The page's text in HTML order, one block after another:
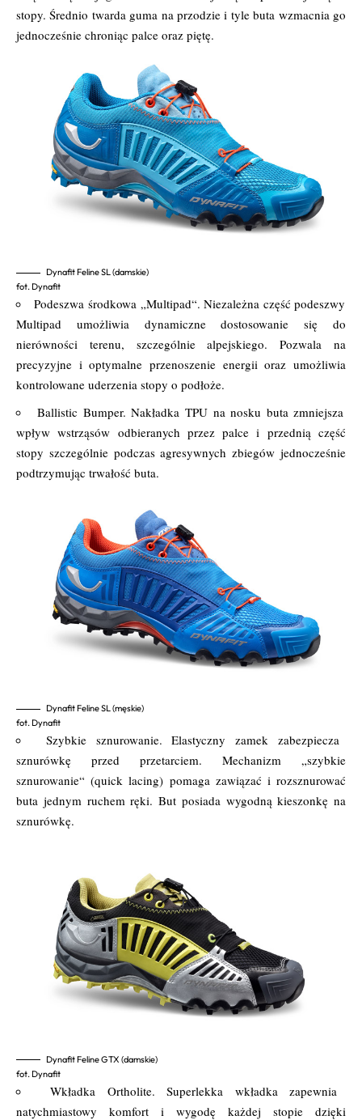
stopy. Średnio twarda guma na przodzie i tyle buta wzmacnia go
jednocześnie chroniąc palce oraz piętę.
Dynafit Feline SL (damskie)
fot. Dynafit
Podeszwa środkowa „Multipad“. Niezależna część podeszwy
Multipad umożliwia dynamiczne dostosowanie się do
nierówności terenu, szczególnie alpejskiego. Pozwala na
precyzyjne i optymalne przenoszenie energii oraz umożliwia
kontrolowane uderzenia stopy o podłoże.
Ballistic Bumper. Nakładka TPU na nosku buta zmniejsza
wpływ wstrząsów odbieranych przez palce i przednią część
stopy szczególnie podczas agresywnych zbiegów jednocześnie
podtrzymując trwałość buta.
Dynafit Feline SL (męskie)
fot. Dynafit
Szybkie sznurowanie. Elastyczny zamek zabezpiecza
sznurówkę przed przetarciem. Mechanizm „szybkie
sznurowanie“ (quick lacing) pomaga zawiązać i rozsznurować
buta jednym ruchem ręki. But posiada wygodną kieszonkę na
sznurówkę.
Dynafit Feline GTX (damskie)
fot. Dynafit
Wkładka Ortholite. Superlekka wkładka zapewnia
natychmiastowy komfort i wygodę każdej stopie dzięki